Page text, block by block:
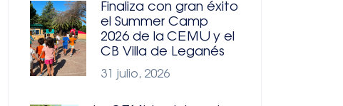
Finaliza con gran éxito
el Summer Camp
2026 de la CEMU y el
CB Villa de Leganés
31 julio, 2026